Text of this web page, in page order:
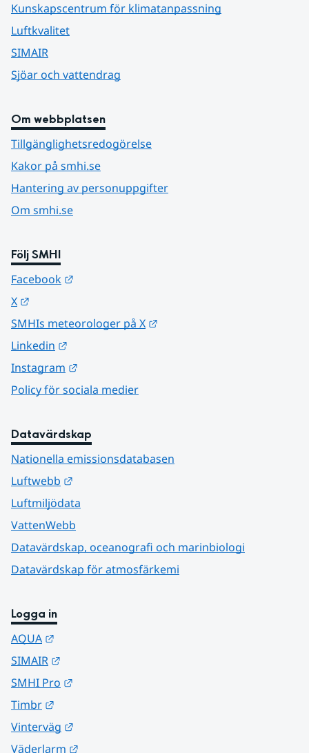
Kunskapscentrum för klimatanpassning
Luftkvalitet
SIMAIR
Sjöar och vattendrag
Om webbplatsen
Tillgänglighetsredogörelse
Kakor på smhi.se
Hantering av personuppgifter
Om smhi.se
Följ SMHI
Facebook
X
SMHIs meteorologer på X
Linkedin
Instagram
Policy för sociala medier
Datavärdskap
Nationella emissionsdatabasen
Luftwebb
Luftmiljödata
VattenWebb
Datavärdskap, oceanografi och marinbiologi
Datavärdskap för atmosfärkemi
Logga in
AQUA
SIMAIR
SMHI Pro
Timbr
Vinterväg
Väderlarm